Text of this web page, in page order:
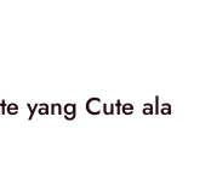
yang Cute ala